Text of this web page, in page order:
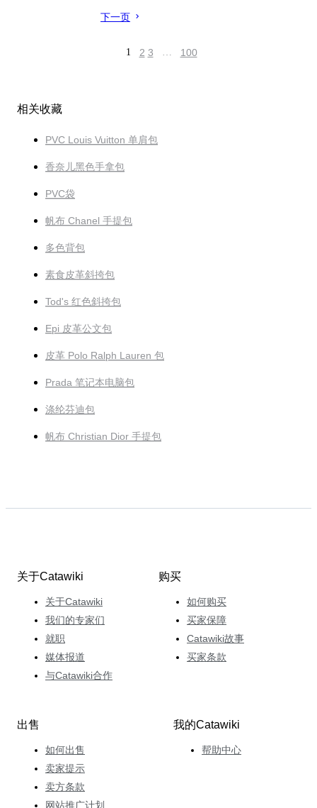
下一页
1 2 3 … 100
相关收藏
PVC Louis Vuitton 单肩包
香奈儿黑色手拿包
PVC袋
帆布 Chanel 手提包
多色背包
素食皮革斜挎包
Tod's 红色斜挎包
Epi 皮革公文包
皮革 Polo Ralph Lauren 包
Prada 笔记本电脑包
涤纶芬迪包
帆布 Christian Dior 手提包
关于Catawiki
关于Catawiki
我们的专家们
就职
媒体报道
与Catawiki合作
购买
如何购买
买家保障
Catawiki故事
买家条款
出售
如何出售
卖家提示
卖方条款
网站推广计划
我的Catawiki
帮助中心